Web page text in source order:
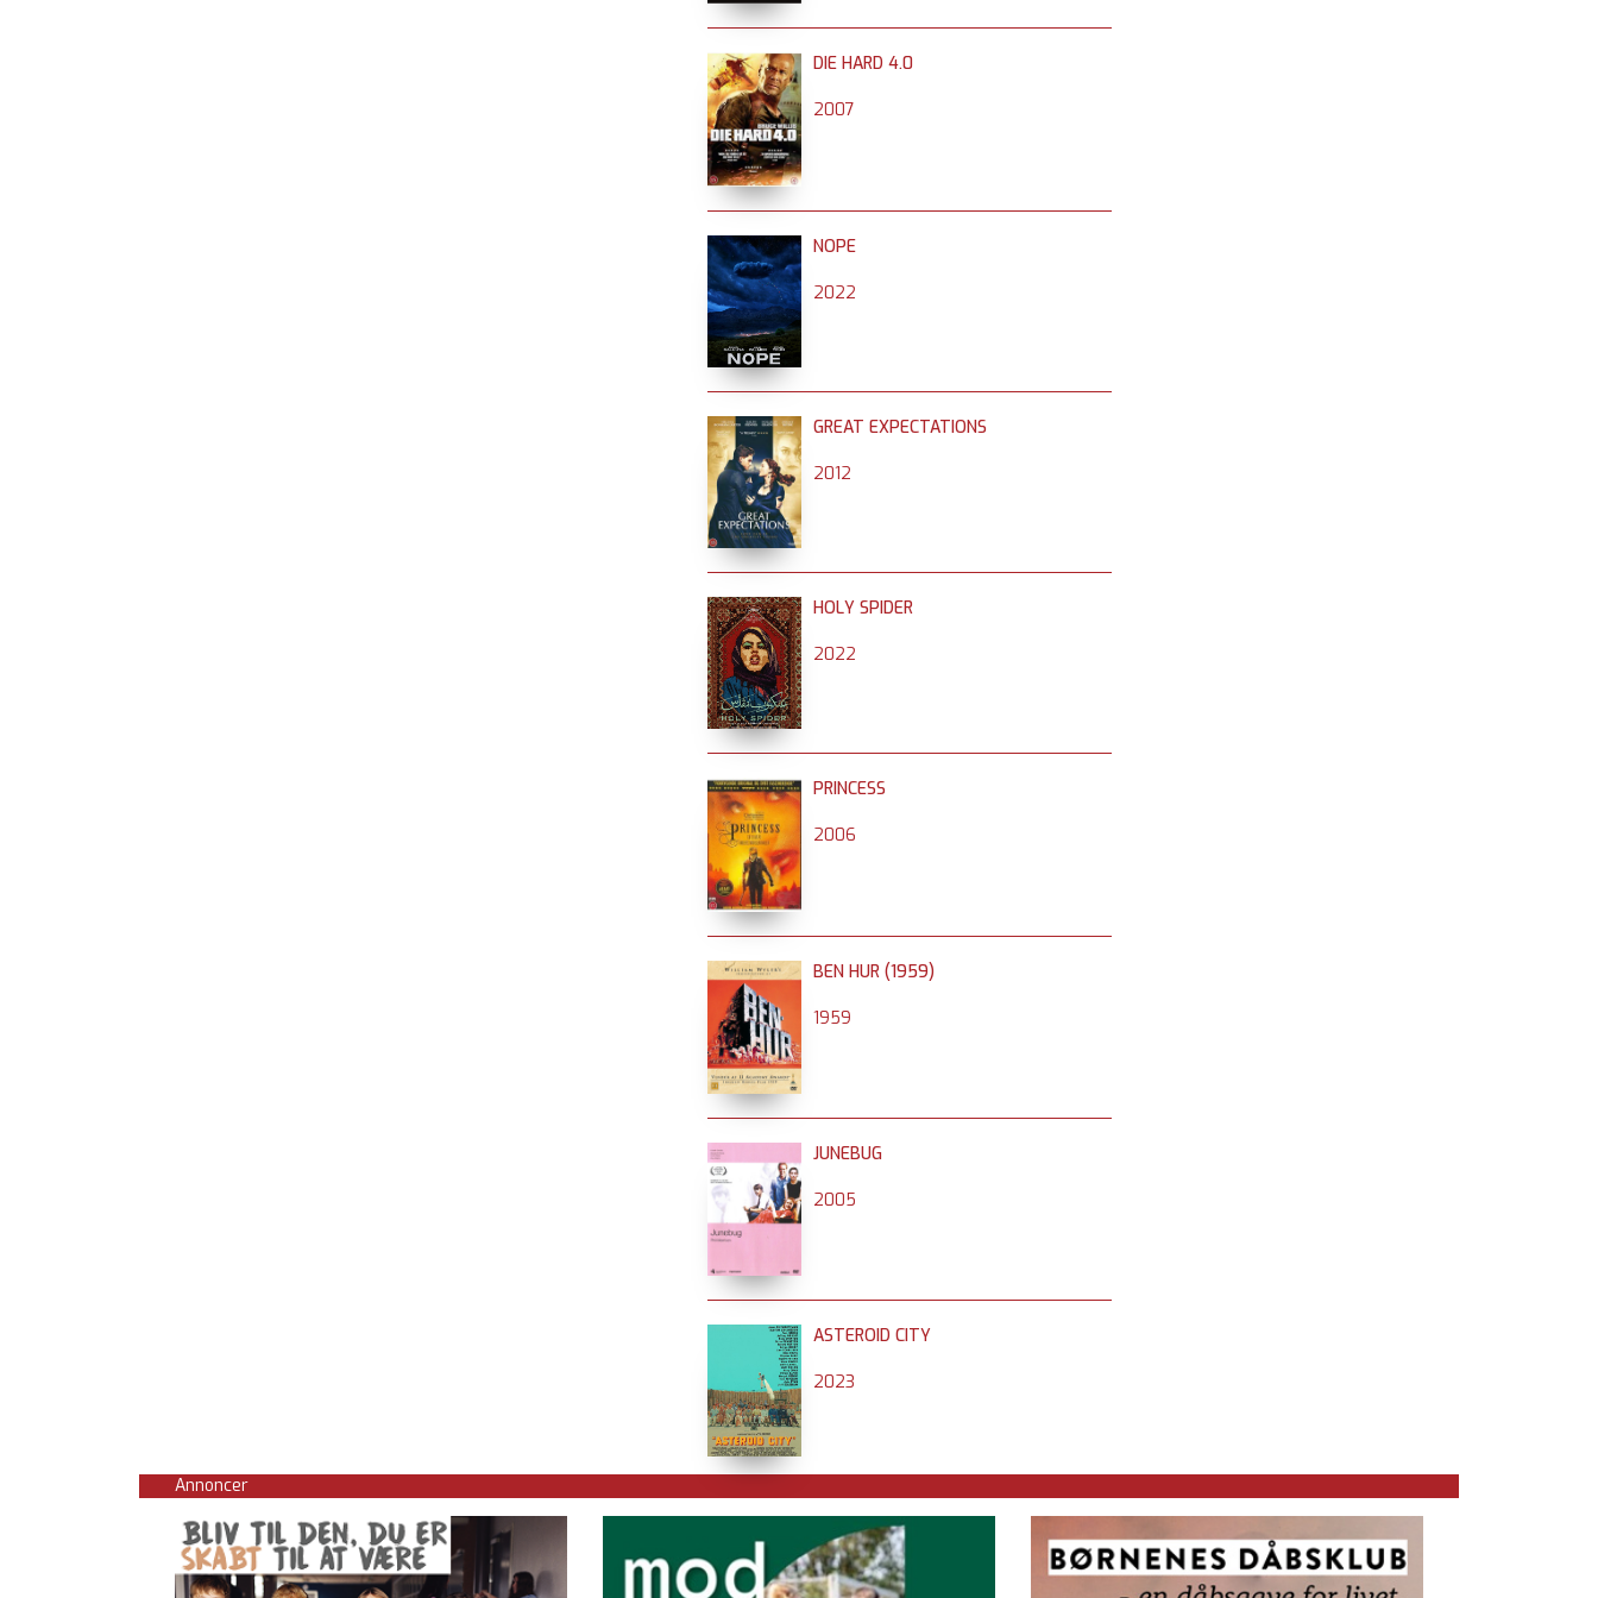
DIE HARD 4.0
2007
NOPE
2022
GREAT EXPECTATIONS
2012
HOLY SPIDER
2022
PRINCESS
2006
BEN HUR (1959)
1959
JUNEBUG
2005
ASTEROID CITY
2023
Annoncer